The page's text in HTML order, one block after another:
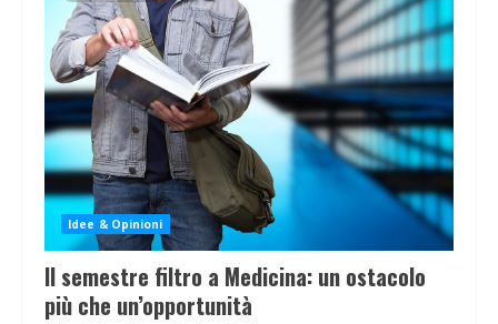
Idee & Opinioni
Il semestre filtro a Medicina: un ostacolo
più che un’opportunità